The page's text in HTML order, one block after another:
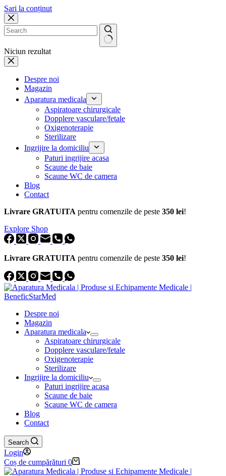
Sari la conținut
Niciun rezultat
Despre noi
Magazin
Aparatura medicala
Aspiratoare chirurgicale
Dopplere vasculare/fetale
Oxigenoterapie
Sterilizare
Ingrijire la domiciliu
Paturi ingrijire acasa
Scaune de baie
Scaune WC de camera
Blog
Contact
Livrare GRATUITA pentru comenzile de peste 350 lei!
Explore Shop
Livrare GRATUITA pentru comenzile de peste 350 lei!
Despre noi
Magazin
Aparatura medicala
Aspiratoare chirurgicale
Dopplere vasculare/fetale
Oxigenoterapie
Sterilizare
Ingrijire la domiciliu
Paturi ingrijire acasa
Scaune de baie
Scaune WC de camera
Blog
Contact
Search
Login
Coș de cumpărături 0